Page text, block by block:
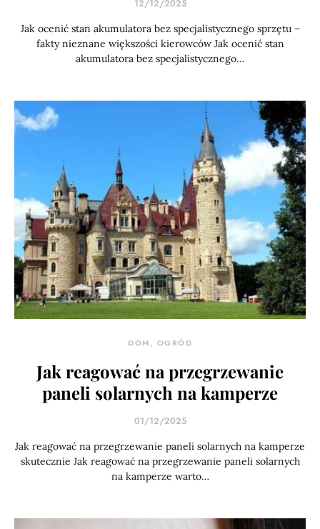
12/12/2025
Jak ocenić stan akumulatora bez specjalistycznego sprzętu –
fakty nieznane większości kierowców Jak ocenić stan
akumulatora bez specjalistycznego…
DOM, OGRÓD
Jak reagować na przegrzewanie
paneli solarnych na kamperze
01/12/2025
Jak reagować na przegrzewanie paneli solarnych na kamperze
skutecznie Jak reagować na przegrzewanie paneli solarnych
na kamperze warto…